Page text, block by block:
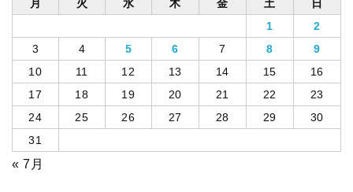
月 火 水 木 金 土
日
1
2
3
4 5 6 7 8
9
10
11 12 13 14 15
16
17
18 19 20 21 22
23
24
25 26 27 28 29
30
31
« 7月